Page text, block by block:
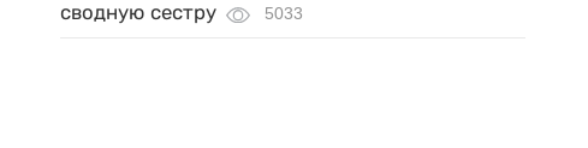
сводную сестру
5033